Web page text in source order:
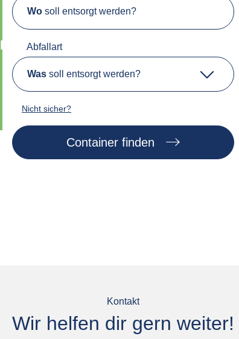
Wo soll entsorgt werden?
Abfallart
Was soll entsorgt werden?
Nicht sicher?
Container finden
Umweltfreundliche Entsorgung
sicher und nachhaltig. Bestelle
Kontakt
Wir helfen dir gern weiter!